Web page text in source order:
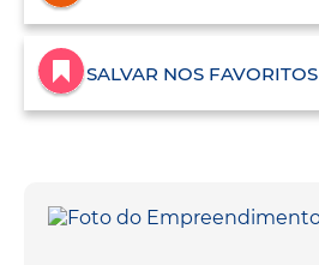
SALVAR NOS FAVORITOS